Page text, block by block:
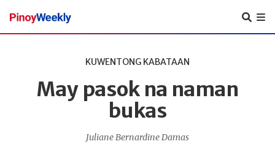
Pinoy
Weekly
KUWENTONG KABATAAN
May pasok na naman
bukas
Juliane Bernardine Damas